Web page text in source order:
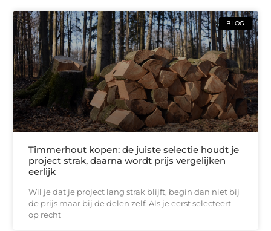
BLOG
Timmerhout kopen: de juiste selectie houdt je
project strak, daarna wordt prijs vergelijken
eerlijk
Wil je dat je project lang strak blijft, begin dan niet bij
de prijs maar bij de delen zelf. Als je eerst selecteert
op recht